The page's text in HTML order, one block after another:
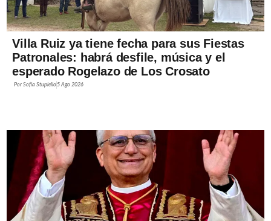
Villa Ruiz ya tiene fecha para sus Fiestas
Patronales: habrá desfile, música y el
esperado Rogelazo de Los Crosato
PorSofía Stupiello5 Ago 2026